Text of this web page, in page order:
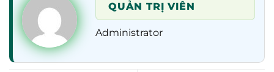
QUẢN TRỊ VIÊN
Administrator